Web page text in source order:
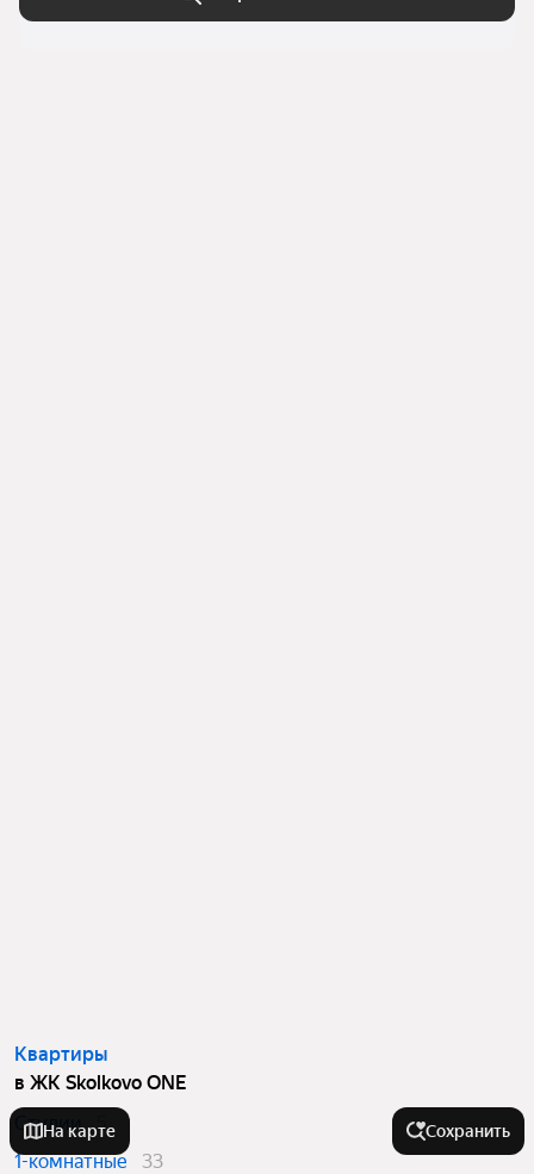
Квартиры
в ЖК Skolkovo ONE
Студии
5
1-комнатные
33
На карте Сохранить